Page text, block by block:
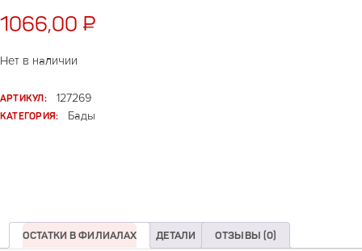
1066,00 ₽
Нет в наличии
АРТИКУЛ:
127269
КАТЕГОРИЯ:
Бады
ОСТАТКИ В ФИЛИАЛАХ ДЕТАЛИ ОТЗЫВЫ (0)